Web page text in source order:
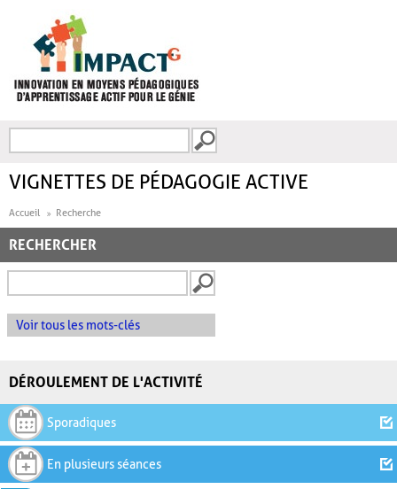
FORMULAIRE DE
VIGNETTES DE PÉDAGOGIE ACTIVE
Accueil Recherche
RECHERCHER
Voir tous les mots-clés
DÉROULEMENT DE L'ACTIVITÉ
Sporadiques
En plusieurs séances